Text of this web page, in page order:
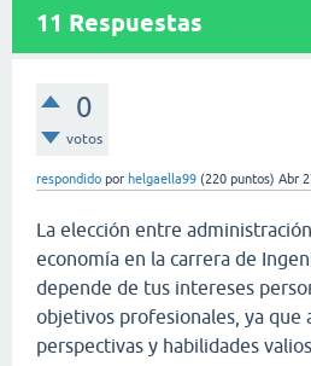
11 Respuestas
0
votos
respondido por helgaella99 (220 puntos) Abr
La elección entre
economía en la carrera de
depende de tus intereses
objetivos profesionales, ya que
perspectivas y habilidades